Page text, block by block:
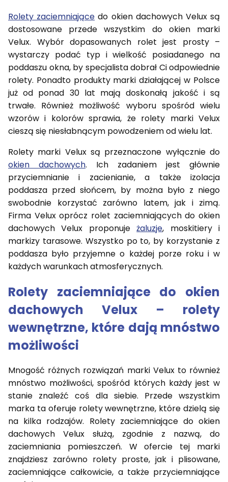
Rolety zaciemniające do okien dachowych Velux są
dostosowane przede wszystkim do okien marki
Velux. Wybór dopasowanych rolet jest prosty –
wystarczy podać typ i wielkość posiadanego na
poddaszu okna, by specjalista dobrał Ci odpowiednie
rolety. Ponadto produkty marki działającej w Polsce
już od ponad 30 lat mają doskonałą jakość i są
trwałe. Również możliwość wyboru spośród wielu
wzorów i kolorów sprawia, że rolety marki Velux
cieszą się niesłabnącym powodzeniem od wielu lat.
Rolety marki Velux są przeznaczone wyłącznie do
okien dachowych. Ich zadaniem jest głównie
przyciemnianie i zacienianie, a także izolacja
poddasza przed słońcem, by można było z niego
swobodnie korzystać zarówno latem, jak i zimą.
Firma Velux oprócz rolet zaciemniających do okien
dachowych Velux proponujeżaluzje, moskitiery i
markizy tarasowe. Wszystko po to, by korzystanie z
poddasza było przyjemne o każdej porze roku i w
każdych warunkach atmosferycznych.
Rolety zaciemniające do okien
dachowych Velux – rolety
wewnętrzne, które dają mnóstwo
możliwości
Mnogość różnych rozwiązań marki Velux to również
mnóstwo możliwości, spośród których każdy jest w
stanie znaleźć coś dla siebie. Przede wszystkim
marka ta oferuje rolety wewnętrzne, które dzielą się
na kilka rodzajów. Rolety zaciemniające do okien
dachowych Velux służą, zgodnie z nazwą, do
zaciemniania pomieszczeń. W ofercie tej marki
znajdziesz zarówno rolety proste, jak i plisowane,
zaciemniające całkowicie, a także przyciemniające